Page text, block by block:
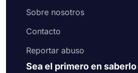
Sobre nosotros
Contacto
Reportar abuso
Sea el primero en saberlo